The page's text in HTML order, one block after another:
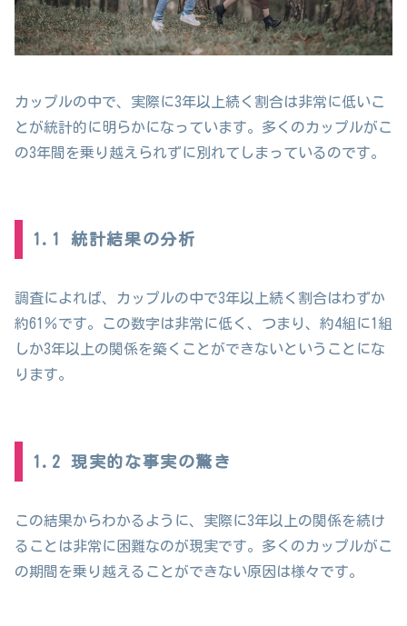
カップルの中で、実際に3年以上続く割合は非常に低いこ
とが統計的に明らかになっています。多くのカップルがこ
の3年間を乗り越えられずに別れてしまっているのです。
1.1 統計結果の分析
調査によれば、カップルの中で3年以上続く割合はわずか
約61％です。この数字は非常に低く、つまり、約4組に1組
しか3年以上の関係を築くことができないということにな
ります。
1.2 現実的な事実の驚き
この結果からわかるように、実際に3年以上の関係を続け
ることは非常に困難なのが現実です。多くのカップルがこ
の期間を乗り越えることができない原因は様々です。